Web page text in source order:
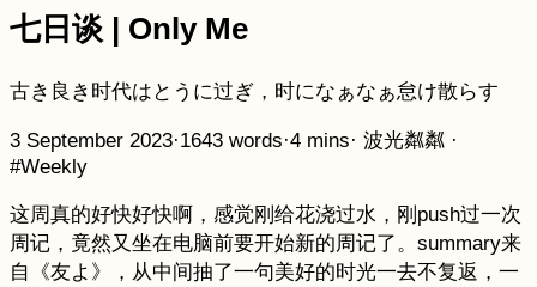
七日谈 | Only Me
古き良き时代はとうに过ぎ，时になぁなぁ怠け散らす
3 September 2023·1643 words·4 mins· 波光粼粼 ·
#Weekly
这周真的好快好快啊，感觉刚给花浇过水，刚push过一次
周记，竟然又坐在电脑前要开始新的周记了。summary来
自《友よ》，从中间抽了一句美好的时光一去不复返，一